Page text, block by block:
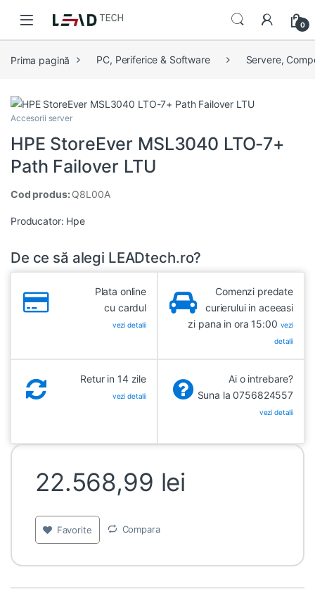
0
Prima pagină PC, Periferice & Software Servere,
Accesorii server
HPE StoreEver MSL3040 LTO-7+
Path Failover LTU
Cod produs: Q8L00A
Producator: Hpe
De ce să alegi LEADtech.ro?
Plata online
cu cardul
vezi detalii
Comenzi predate
curierului in aceeasi
zi pana in ora 15:00 vezi
detalii
Retur in 14 zile
vezi detalii
Ai o intrebare?
Suna la 0756824557
vezi detalii
22.568,99 lei
Favorite Compara